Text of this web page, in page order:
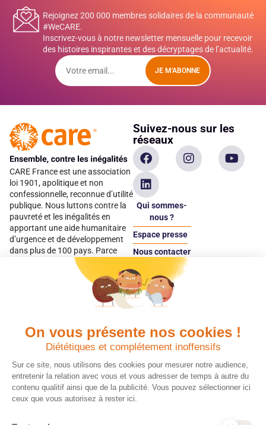
On vous présente nos cookies !
Diététiques et complétement inoffensifs
Sur ce site, nous utilisons des cookies pour mesurer notre audience,
entretenir la relation avec vous et vous adresser de temps à autre du
contenu qualitif ainsi que de la publicité. Vous pouvez sélectionner ici
ceux que vous autorisez à rester ici.
Rejoignez 200 000 membres solidaires de la communauté
#WeCARE.
Inscrivez-vous à notre newsletter mensuelle pour recevoir
des histoires inspirantes et des décryptages de l’actualité.
JE M'ABONNE
CARE France est une association
loi 1901, apolitique et non
confessionnelle, reconnue d’utilité
publique. Nous luttons contre la
pauvreté et les inégalités en
apportant une aide humanitaire
d’urgence et de développement
dans plus de 100 pays. Parce
qu’elles sont les premières
victimes des inégalités, CARE met
les femmes et les filles au cœur
Suivez-nous sur les
réseaux
Qui sommes-
nous ?
Espace presse
Nous contacter
Espace
donateur
Quels avantages fiscaux ?
Chaque don effectué à une
association reconnue d’utilité
publique comme CARE, est
déductible jusqu’à 75 % de l’impôt
sur le revenu. Modalités de
déduction, déclaration des dons
Donner en confiance
Vos dons sont
déductibles à 75 % de
vos impôts. Depuis
plus de 15 ans, CARE
France est une